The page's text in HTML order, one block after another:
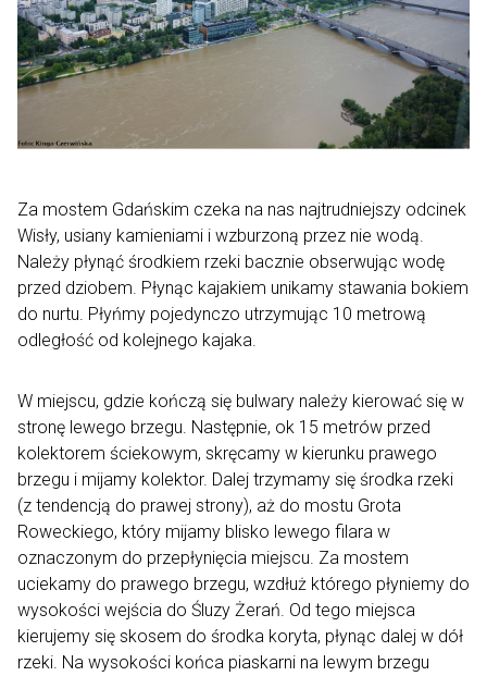
Za mostem Gdańskim czeka na nas najtrudniejszy odcinek
Wisły, usiany kamieniami i wzburzoną przez nie wodą.
Należy płynąć środkiem rzeki bacznie obserwując wodę
przed dziobem. Płynąc kajakiem unikamy stawania bokiem
do nurtu. Płyńmy pojedynczo utrzymując 10 metrową
odległość od kolejnego kajaka.
W miejscu, gdzie kończą się bulwary należy kierować się w
stronę lewego brzegu. Następnie, ok 15 metrów przed
kolektorem ściekowym, skręcamy w kierunku prawego
brzegu i mijamy kolektor. Dalej trzymamy się środka rzeki
(z tendencją do prawej strony), aż do mostu Grota
Roweckiego, który mijamy blisko lewego filara w
oznaczonym do przepłynięcia miejscu. Za mostem
uciekamy do prawego brzegu, wzdłuż którego płyniemy do
wysokości wejścia do Śluzy Żerań. Od tego miejsca
kierujemy się skosem do środka koryta, płynąc dalej w dół
rzeki. Na wysokości końca piaskarni na lewym brzegu